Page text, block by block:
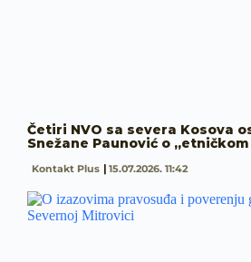
Četiri NVO sa severa Kosova
Snežane Paunović o
Kontakt Plus 15.07.2026. 11:42